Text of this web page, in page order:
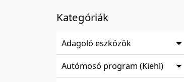
Kategóriák
Adagoló eszközök
Autómosó program (Kiehl)